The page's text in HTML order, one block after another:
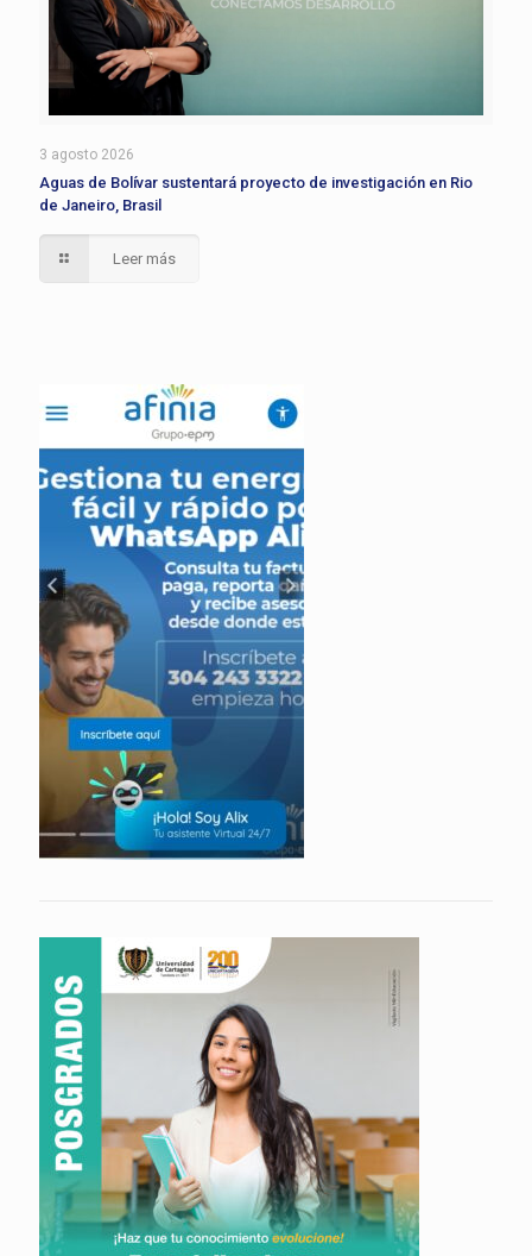
3 agosto 2026
Aguas de Bolívar sustentará proyecto de investigación en Rio
de Janeiro, Brasil
Leer más